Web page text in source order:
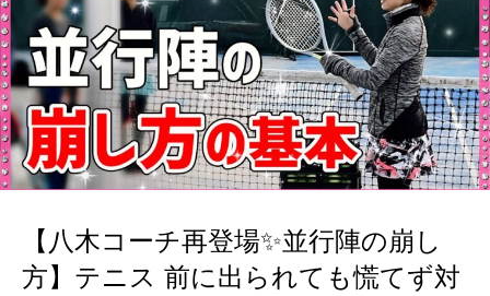
【八木コーチ再登場✨並行陣の崩し
方】テニス 前に出られても慌てず対